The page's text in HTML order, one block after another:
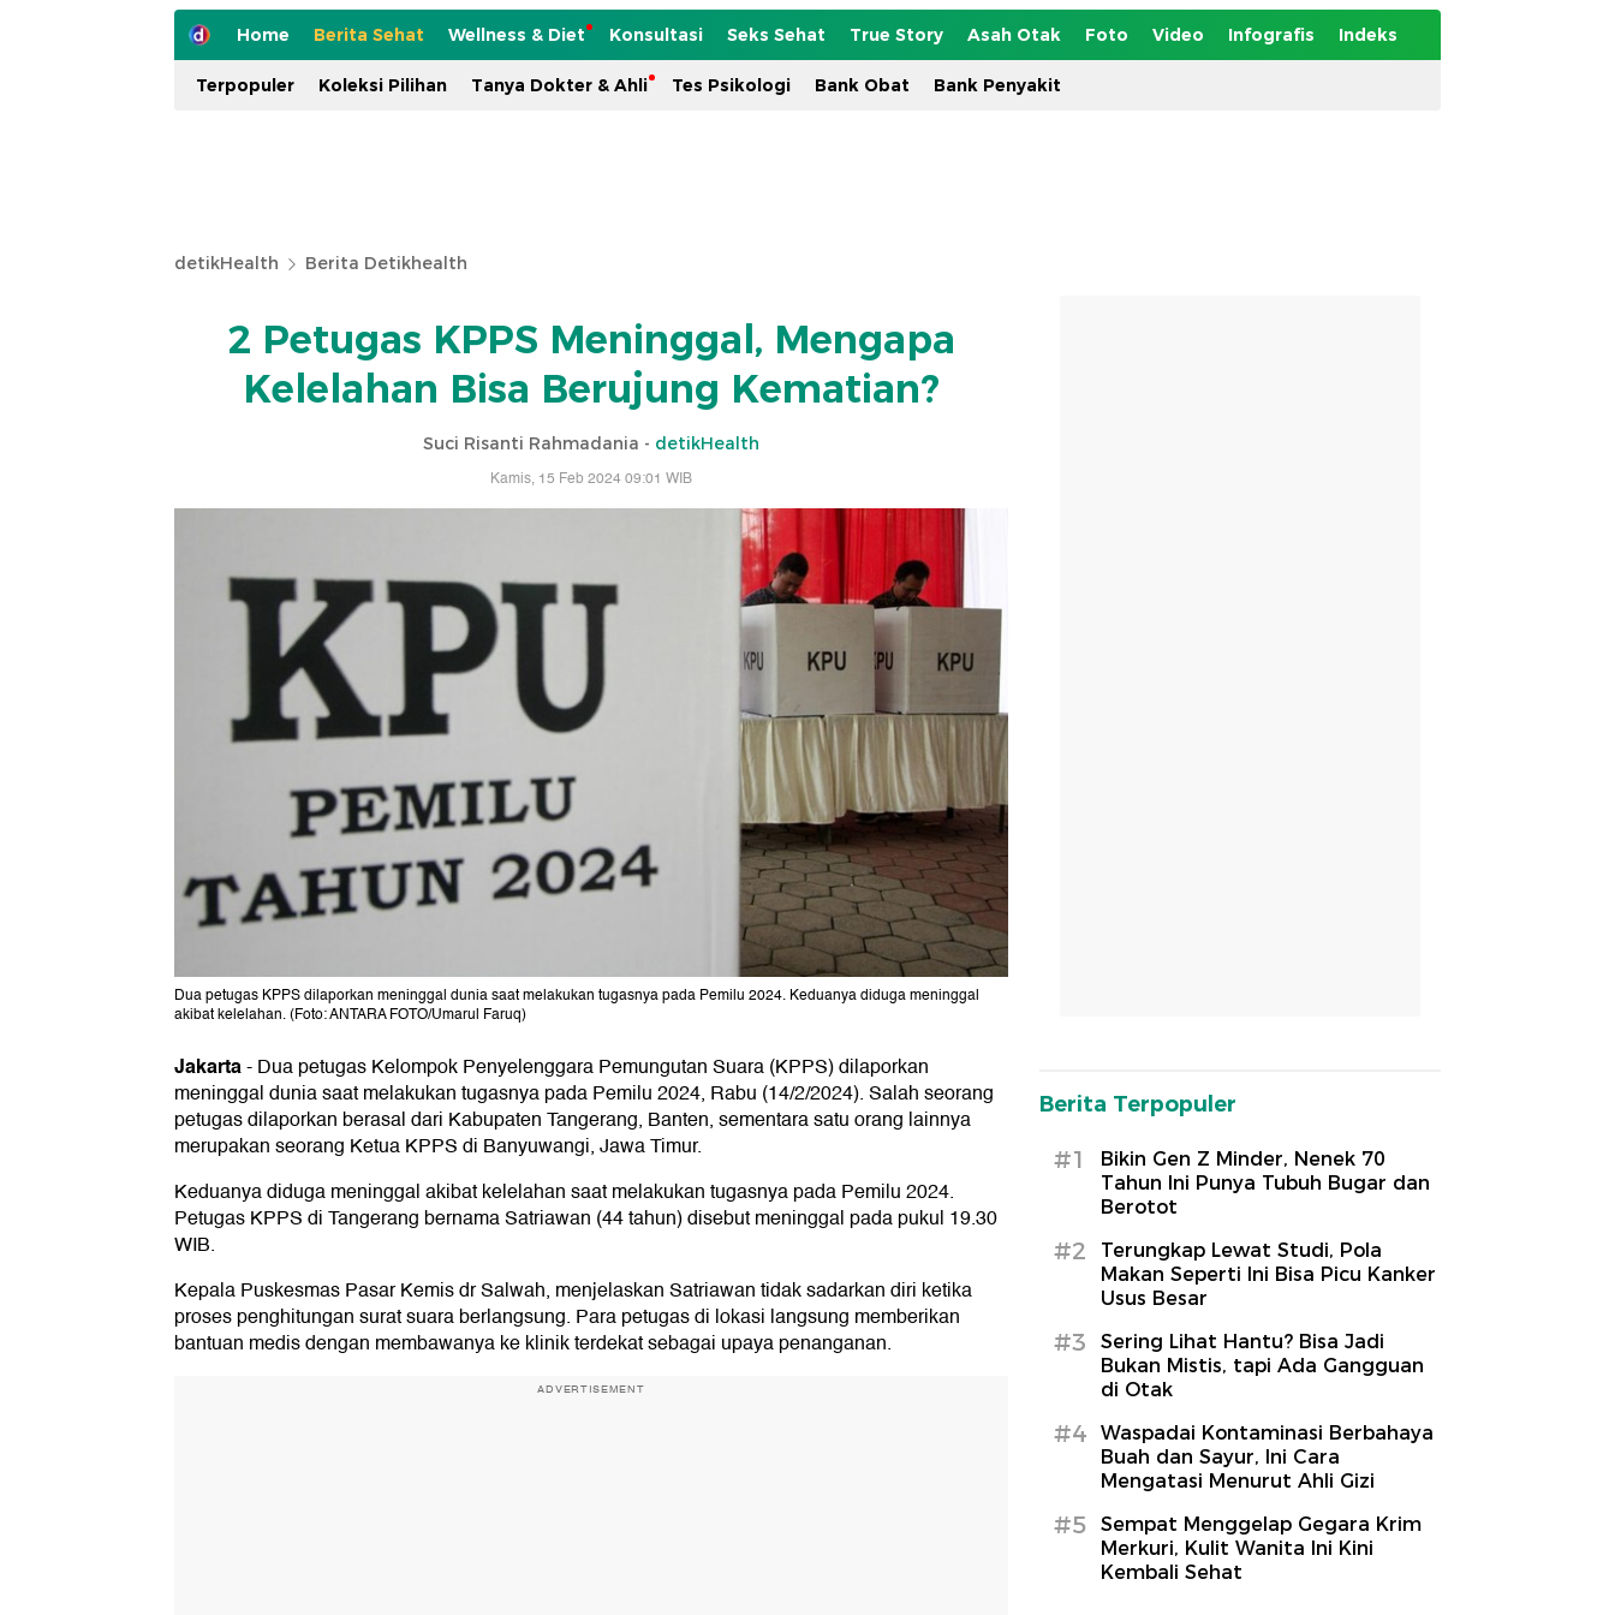
Home Berita Sehat Wellness & Diet Konsultasi Seks Sehat True Story Asah Otak Foto Video Infografis Indeks
Terpopuler Koleksi Pilihan Tanya Dokter & Ahli Tes Psikologi Bank Obat Bank Penyakit
detikHealth Berita Detikhealth
2 Petugas KPPS Meninggal, Mengapa
Kelelahan Bisa Berujung Kematian?
Suci Risanti Rahmadania - detikHealth
Kamis, 15 Feb 2024 09:01 WIB
Dua petugas KPPS dilaporkan meninggal dunia saat melakukan tugasnya pada Pemilu 2024. Keduanya diduga meninggal
akibat kelelahan. (Foto: ANTARA FOTO/Umarul Faruq)
Jakarta-Dua petugas Kelompok Penyelenggara Pemungutan Suara (KPPS) dilaporkan
meninggal dunia saat melakukan tugasnya pada Pemilu 2024, Rabu (14/2/2024). Salah seorang
petugas dilaporkan berasal dari Kabupaten Tangerang, Banten, sementara satu orang lainnya
merupakan seorang Ketua KPPS di Banyuwangi, Jawa Timur.
Keduanya diduga meninggal akibat kelelahan saat melakukan tugasnya pada Pemilu 2024.
Petugas KPPS di Tangerang bernama Satriawan (44 tahun) disebut meninggal pada pukul 19.30
WIB.
Kepala Puskesmas Pasar Kemis dr Salwah, menjelaskan Satriawan tidak sadarkan diri ketika
proses penghitungan surat suara berlangsung. Para petugas di lokasi langsung memberikan
bantuan medis dengan membawanya ke klinik terdekat sebagai upaya penanganan.
ADVERTISEMENT
Berita Terpopuler
#1
Bikin Gen Z Minder, Nenek 70
Tahun Ini Punya Tubuh Bugar dan
Berotot
#2
Terungkap Lewat Studi, Pola
Makan Seperti Ini Bisa Picu Kanker
Usus Besar
#3
Sering Lihat Hantu? Bisa Jadi
Bukan Mistis, tapi Ada Gangguan
di Otak
#4
Waspadai Kontaminasi Berbahaya
Buah dan Sayur, Ini Cara
Mengatasi Menurut Ahli Gizi
#5
Sempat Menggelap Gegara Krim
Merkuri, Kulit Wanita Ini Kini
Kembali Sehat